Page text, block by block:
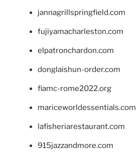
jannagrillspringfield.com
fujiyamacharleston.com
elpatronchardon.com
donglaishun-order.com
fiamc-rome2022.org
mariceworldessentials.com
lafisheriarestaurant.com
915jazzandmore.com